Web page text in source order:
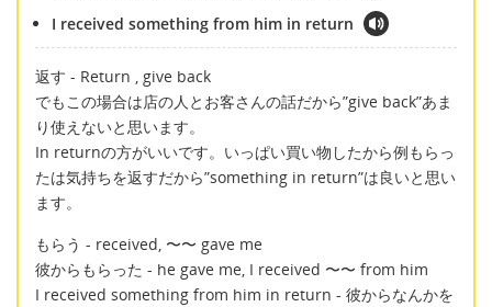
I received something from him in return
返す - Return , give back
でもこの場合は店の人とお客さんの話だから”give back”あま
り使えないと思います。
In returnの方がいいです。いっぱい買い物したから例もらっ
たは気持ちを返すだから”something in return”は良いと思い
ます。
もらう - received, 〜〜 gave me
彼からもらった - he gave me, I received 〜〜 from him
I received something from him in return - 彼からなんかを